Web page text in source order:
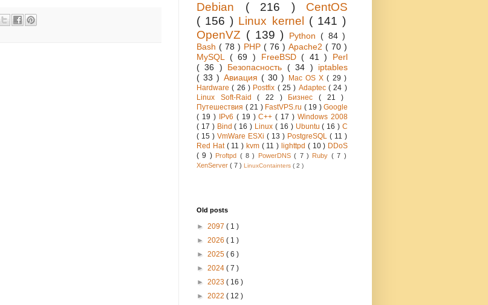
Debian ( 216 ) CentOS
( 156 ) Linux kernel ( 141 )
OpenVZ ( 139 ) Python ( 84 )
Bash ( 78 ) PHP ( 76 ) Apache2 ( 70 )
MySQL ( 69 ) FreeBSD( 41 ) Perl
( 36 ) Безопасность ( 34 ) iptables
( 33 ) Авиация ( 30 ) Mac OS X( 29 )
Hardware( 26 ) Postfix ( 25 ) Adaptec( 24 )
Linux Soft-Raid( 22 ) Бизнес( 21 )
Путешествия ( 21 ) FastVPS.ru ( 19 ) Google
( 19 )
IPv6 ( 19 )C++( 17 )Windows 2008
( 17 ) Bind( 16 ) Linux ( 16 ) Ubuntu( 16 )C
( 15 ) VmWare ESXi ( 13 ) PostgreSQL ( 11 )
Red Hat ( 11 ) kvm ( 11 ) lighttpd ( 10 ) DDoS
( 9 ) Proftpd ( 8 ) PowerDNS( 7 ) Ruby ( 7 )
XenServer ( 7 ) LinuxContainters ( 2 )
Old posts
► 2097 ( 1 )
► 2026 ( 1 )
► 2025 ( 6 )
► 2024 ( 7 )
► 2023 ( 16 )
► 2022 ( 12 )